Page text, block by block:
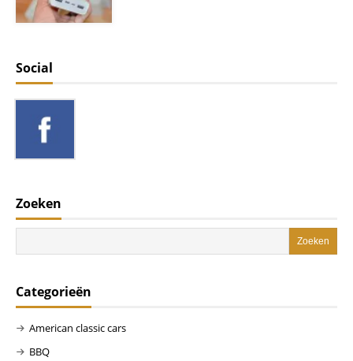
Social
Zoeken
Categorieën
American classic cars
BBQ